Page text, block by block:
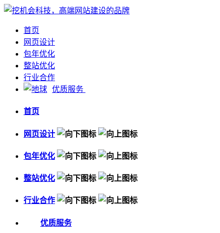
首页
网页设计
包年优化
整站优化
行业合作
优质服务
首页
网页设计
包年优化
整站优化
行业合作
优质服务